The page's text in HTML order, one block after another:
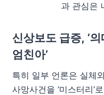
과 관심은
신상보도 급증, ‘
엄친아’
특히 일부 언론은 실체
사망사건을 ‘미스터리’